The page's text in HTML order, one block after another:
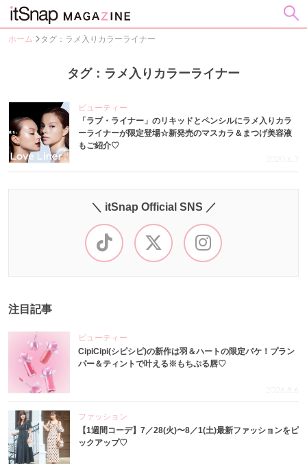
ホーム タグ：ラメ入りカラーライナー
タグ：ラメ入りカラーライナー
ビューティー
「ラブ・ライナー」のリキッドとペンシルにラメ入りカラ
ーライナーが限定登場☆新発売のマスカラ＆まつげ美容液
もご紹介♡
2020.6.7
＼ itSnap Official SNS ／
注目記事
ビューティー
CipiCipi(シピシピ)の新作は羽＆ハートの限定パケ！プラン
パー＆ティントで叶える※もちぷる唇♡
2026.8.6
ファッション
【1週間コーデ】7／28(火)〜8／1(土)最新ファッションをピ
ックアップ♡